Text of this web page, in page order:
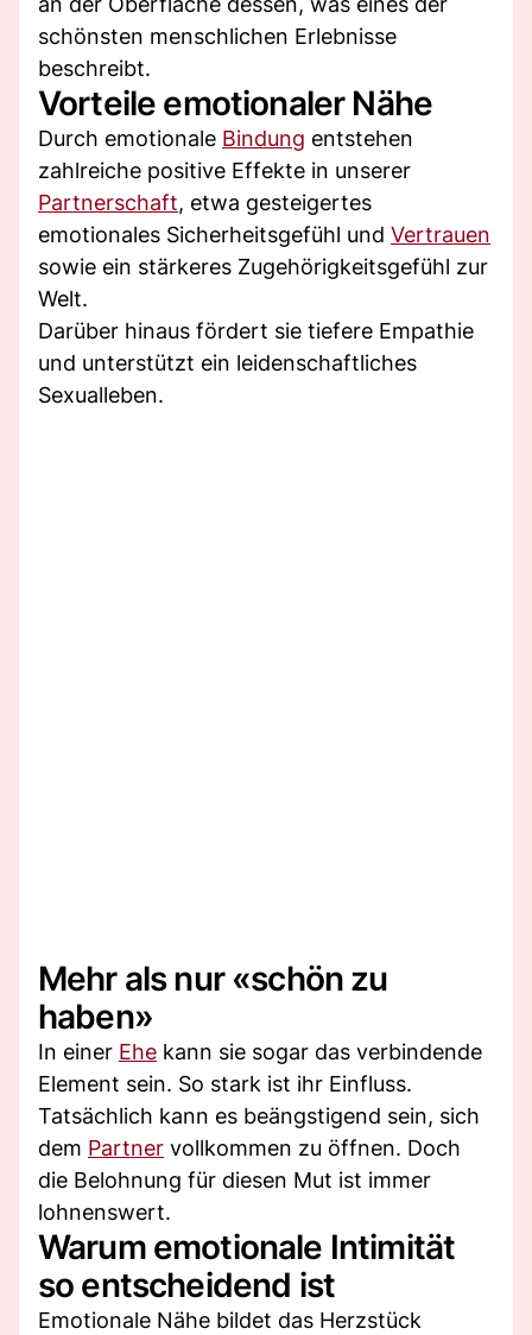
schönsten menschlichen Erlebnisse
beschreibt.
Vorteile emotionaler Nähe
Durch emotionale Bindung entstehen
zahlreiche positive Effekte in unserer
Partnerschaft, etwa gesteigertes
emotionales Sicherheitsgefühl und Vertrauen
sowie ein stärkeres Zugehörigkeitsgefühl zur
Welt.
Darüber hinaus fördert sie tiefere Empathie
und unterstützt ein leidenschaftliches
Sexualleben.
Mehr als nur «schön zu
haben»
In einer Ehe kann sie sogar das verbindende
Element sein. So stark ist ihr Einfluss.
Tatsächlich kann es beängstigend sein, sich
dem Partner vollkommen zu öffnen. Doch
die Belohnung für diesen Mut ist immer
lohnenswert.
Warum emotionale Intimität
so entscheidend ist
Emotionale Nähe bildet das Herzstück